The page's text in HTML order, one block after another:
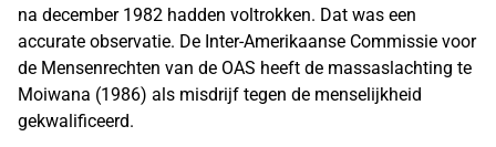
na december 1982 hadden voltrokken. Dat was een
accurate observatie. De Inter-Amerikaanse Commissie voor
de Mensenrechten van de OAS heeft de massaslachting te
Moiwana (1986) als misdrijf tegen de menselijkheid
gekwalificeerd.